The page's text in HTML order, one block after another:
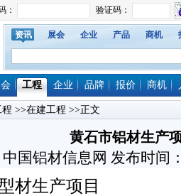
资讯 展会 企业 产品 商机
工程 企业 品牌 报价 商机
>>在建工程 >>正文
黄石市铝材生产
国铝材信息网 发布时间
材生产项目